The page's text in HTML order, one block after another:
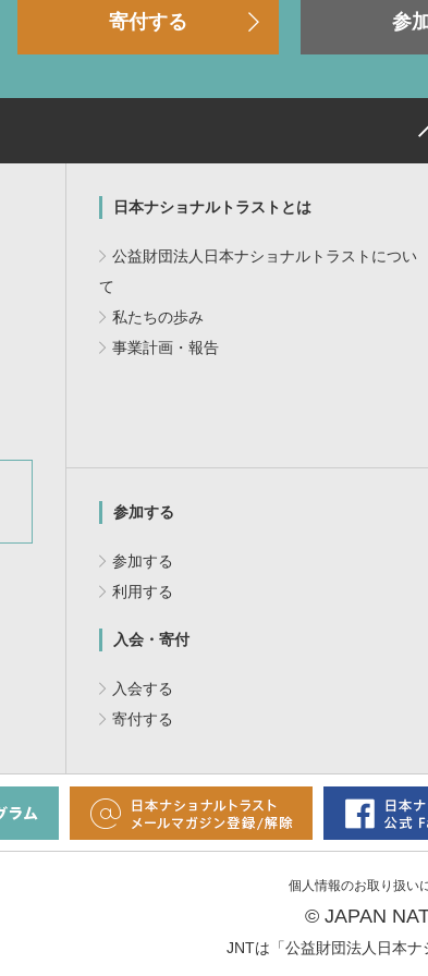
寄付する 参
日本ナショナルトラストとは
公益財団法人日本ナショナルトラストについ
て
私たちの歩み
事業計画・報告
参加する
参加する
利用する
入会・寄付
入会する
寄付する
個人情報のお取り扱い
© JAPAN
JNTは「公益財団法人日本